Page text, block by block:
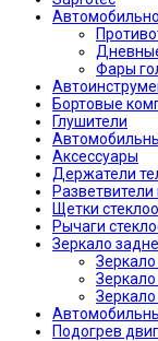
Фары
Бортовые
Глушители
Аксессуары
Держатели
Щетки
Рычаги
Зеркало
Подогрев